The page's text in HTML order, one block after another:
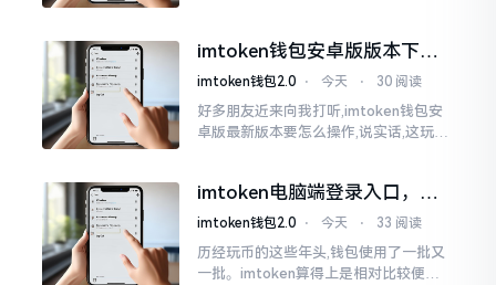
的模样
imtoken钱包安卓版版本下载
安装教程
imtoken钱包2.0 ⋅ 今天 ⋅ 30 阅读
好多朋友近来向我打听,imtoken钱包安
卓版最新版本要怎么操作,说实话,这玩意
0版本
imtoken电脑端登录入口，地
址在这里
imtoken钱包2.0 ⋅ 今天 ⋅ 33 阅读
历经玩币的这些年头,钱包使用了一批又
一批。imtoken算得上是相对比较便于